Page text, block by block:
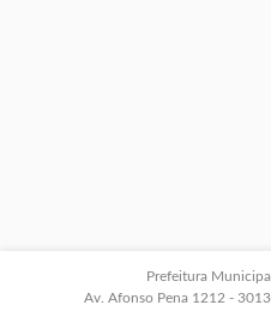
Prefeitura
Av. Afonso Pena 1212 -